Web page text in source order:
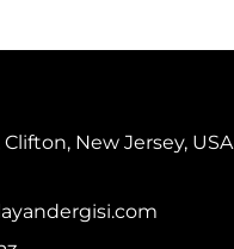
New Jersey, USA